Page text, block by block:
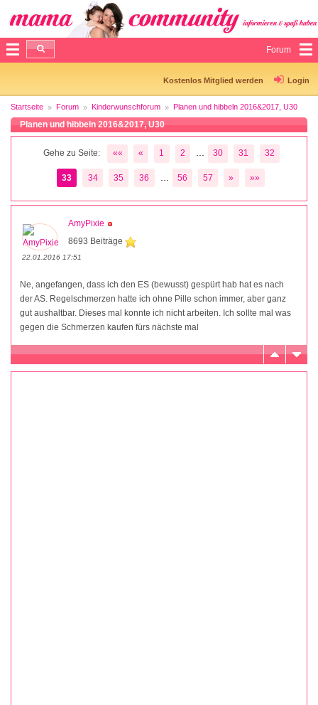
Forum
Kostenlos Mitglied werden Login
Startseite Forum Kinderwunschforum Planen und hibbeln 2016&2017, U30
Planen und hibbeln 2016&2017, U30
Gehe zu Seite: «« « 1 2 30 31 32
33 34 35 36 56 57 » »»
AmyPixie
8693 Beiträge
22.01.2016 17:51
Ne, angefangen, dass ich den ES (bewusst) gespürt hab hat es nach
der AS. Regelschmerzen hatte ich ohne Pille schon immer, aber ganz
gut aushaltbar. Dieses mal konnte ich nicht arbeiten. Ich sollte mal was
gegen die Schmerzen kaufen fürs nächste mal